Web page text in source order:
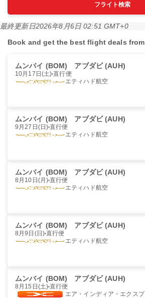
フライト検索
最終更新日2026年8月6日 02:51 GMT+0
Book and get the best flight deals from
ムンバイ (BOM) アブダビ (AUH)
10月17日(土) 直行便
エティハド航空
ムンバイ (BOM) アブダビ (AUH)
9月27日(日) 直行便
エティハド航空
ムンバイ (BOM) アブダビ (AUH)
8月10日(月) 直行便
エティハド航空
ムンバイ (BOM) アブダビ (AUH)
8月9日(日) 直行便
エティハド航空
ムンバイ (BOM) アブダビ (AUH)
8月15日(土) 直行便
エア・インディア・エクス